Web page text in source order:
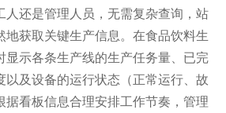
人还是管理人员，无需复杂查询，站
地获取关键生产信息。在食品饮料生
显示各条生产线的生产任务量、已完
以及设备的运行状态（正常运行、故
据看板信息合理安排工作节奏，管理